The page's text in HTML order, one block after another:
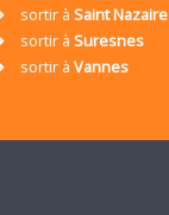
sortir à Saint Nazaire
sortir à Suresnes
sortir à Vannes